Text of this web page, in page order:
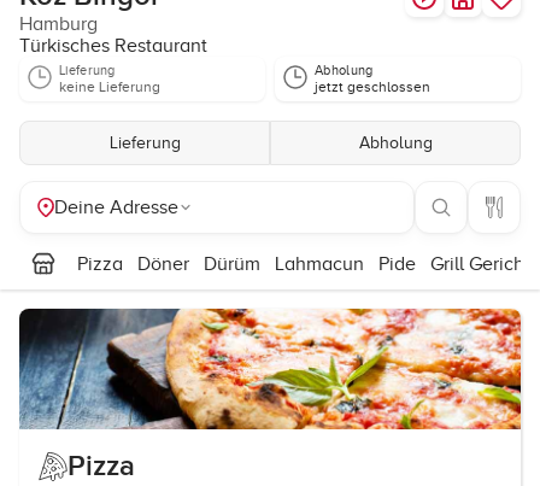
Hamburg
Türkisches Restaurant
Lieferung
keine Lieferung
Abholung
jetzt geschlossen
Lieferung Abholung
Deine Adresse
Pizza Döner Dürüm Lahmacun Pide Grill Gerichte
Pizza